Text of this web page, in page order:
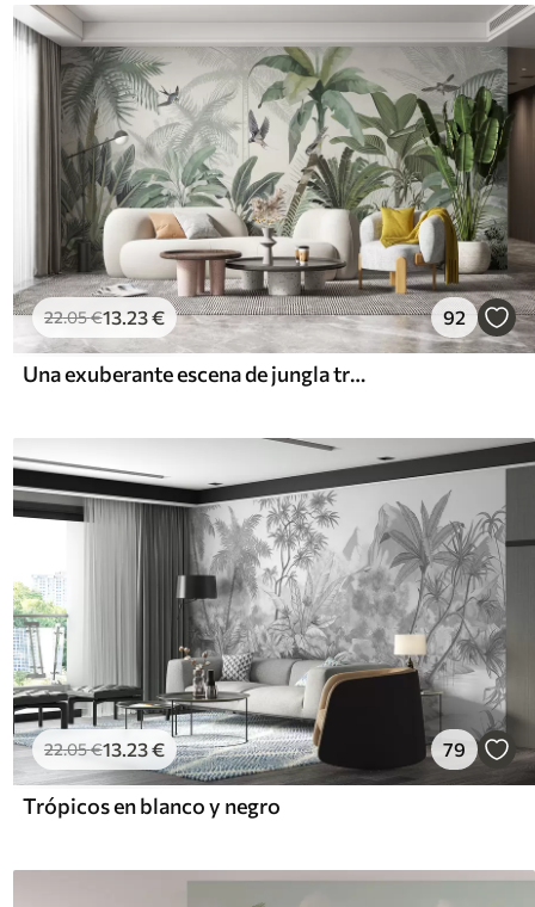
22.05€13.23€ 92
Una exuberante escena de jungla tropical con varias palmeras, hojas grandes y flores coloridas en primer plano
22.05€13.23€ 79
Trópicos en blanco y negro